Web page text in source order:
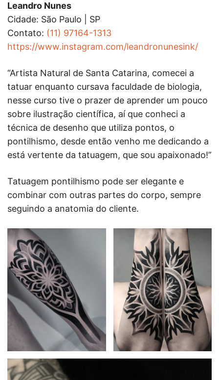
Leandro Nunes
Cidade: São Paulo | SP
Contato: (11) 97164-1313
https://www.instagram.com/leandronunesink/
“Artista Natural de Santa Catarina, comecei a
tatuar enquanto cursava faculdade de biologia,
nesse curso tive o prazer de aprender um pouco
sobre ilustração científica, aí que conheci a
técnica de desenho que utiliza pontos, o
pontilhismo, desde então venho me dedicando a
está vertente da tatuagem, que sou apaixonado!”
Tatuagem pontilhismo pode ser elegante e
combinar com outras partes do corpo, sempre
seguindo a anatomia do cliente.